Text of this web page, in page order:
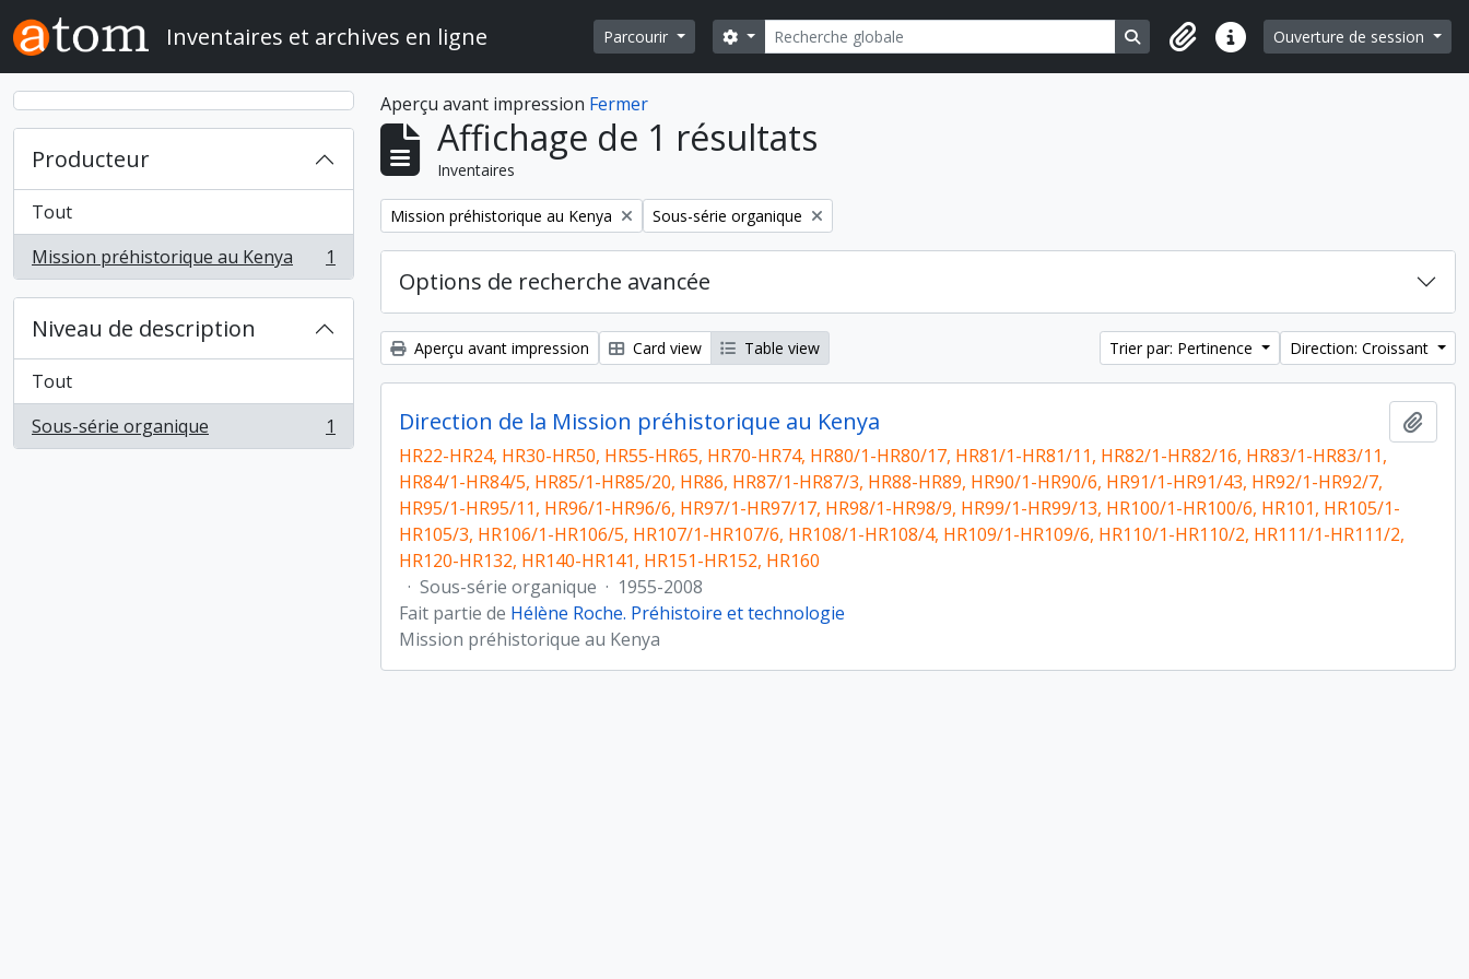
Skip to main content
Inventaires et archives en ligne Parcourir Rechercher
Search options Search in browse page
Liens rapidesOuverture de session
Producteur
Tout
Mission préhistorique au Kenya
, 1 résultats 1
Niveau de description
Tout
Sous-série organique
, 1 résultats 1
Aperçu avant impression Fermer
Affichage de 1 résultats
Inventaires
Remove filter:
Mission préhistorique au Kenya Remove filter:
Sous-série organique
Options de recherche avancée
Aperçu avant impression Card view Table view Trier par: Pertinence Direction: Croissant
Direction de la Mission préhistorique au Kenya
HR22-HR24, HR30-HR50, HR55-HR65, HR70-HR74, HR80/1-HR80/17, HR81/1-HR81/11, HR82/1-HR82/16, HR83/1-HR83/11,
HR84/1-HR84/5, HR85/1-HR85/20, HR86, HR87/1-HR87/3, HR88-HR89, HR90/1-HR90/6, HR91/1-HR91/43, HR92/1-HR92/7,
HR95/1-HR95/11, HR96/1-HR96/6, HR97/1-HR97/17, HR98/1-HR98/9, HR99/1-HR99/13, HR100/1-HR100/6, HR101, HR105/1-
HR105/3, HR106/1-HR106/5, HR107/1-HR107/6, HR108/1-HR108/4, HR109/1-HR109/6, HR110/1-HR110/2, HR111/1-HR111/2,
HR120-HR132, HR140-HR141, HR151-HR152, HR160
· Sous-série organique · 1955-2008
Fait partie de Hélène Roche. Préhistoire et technologie
Mission préhistorique au Kenya